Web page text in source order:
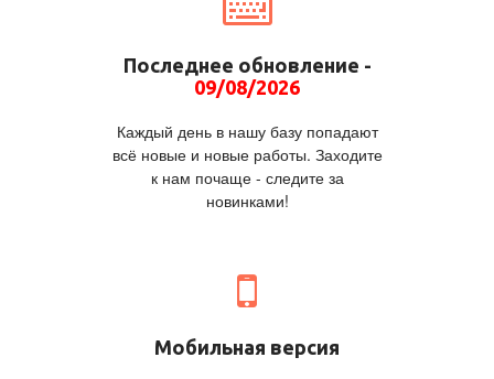
Последнее обновление -
09/08/2026
Каждый день в нашу базу попадают
всё новые и новые работы. Заходите
к нам почаще - следите за
новинками!
Мобильная версия